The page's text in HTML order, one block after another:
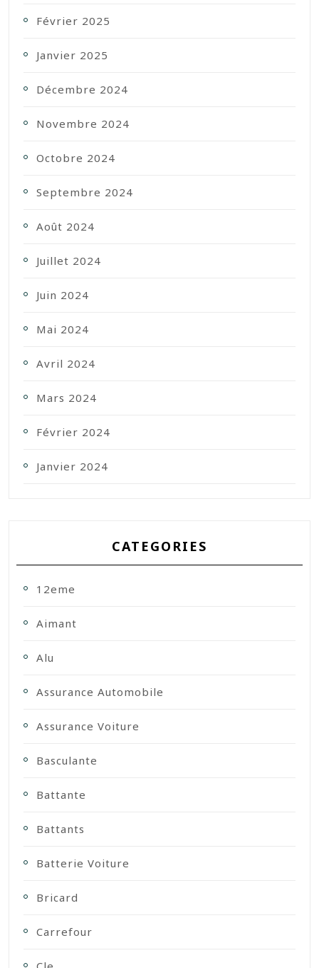
Février 2025
Janvier 2025
Décembre 2024
Novembre 2024
Octobre 2024
Septembre 2024
Août 2024
Juillet 2024
Juin 2024
Mai 2024
Avril 2024
Mars 2024
Février 2024
Janvier 2024
CATEGORIES
12eme
Aimant
Alu
Assurance Automobile
Assurance Voiture
Basculante
Battante
Battants
Batterie Voiture
Bricard
Carrefour